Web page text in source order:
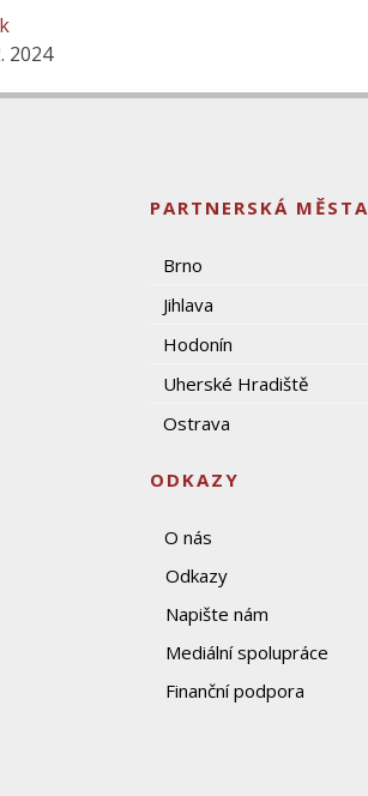
2024
PARTNERSKÁ MĚSTA
Brno
Jihlava
Hodonín
Uherské Hradiště
Ostrava
ODKAZY
O nás
Odkazy
Napište nám
Mediální spolupráce
Finanční podpora